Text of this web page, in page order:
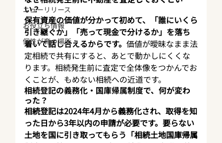
ニューリリース
お役立ち情報
個性が育つ場所
い？
保有資産の価値が分かって初めて、「誰にいくら
引き継ぐか」「売って現金で分けるか」を落ち
着いて話し合えるからです。 価値が曖昧なまま法
定相続で共有にすると、あとで動かしにくくな
ります。相続発生前に査定で全体像をつかんでお
くことが、もめない相続への近道です。
相続登記の義務化・国庫帰属制度で、何が変わ
った？
相続登記は2024年4月から義務化され、取得を知
った日から3年以内の申請が必要です。要らない
土地を国に引き取ってもらう「相続土地国庫帰属